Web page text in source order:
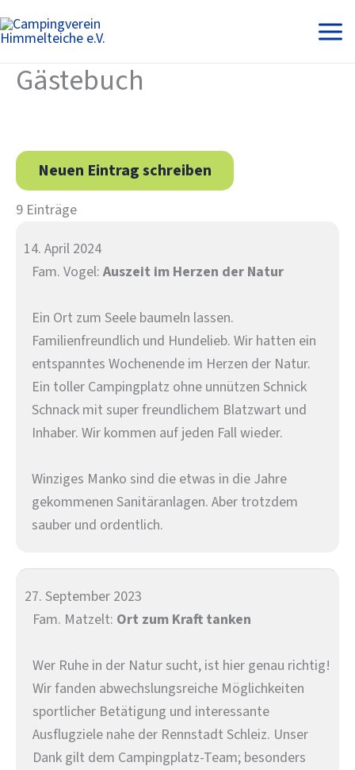
Inhalt
Gästebuch
9 Einträge
14. April 2024
Fam. Vogel:Auszeit im Herzen der Natur
Ein Ort zum Seele baumeln lassen.
Familienfreundlich und Hundelieb. Wir hatten ein
entspanntes Wochenende im Herzen der Natur.
Ein toller Campingplatz ohne unnützen Schnick
Schnack mit super freundlichem Blatzwart und
Inhaber. Wir kommen auf jeden Fall wieder.
Winziges Manko sind die etwas in die Jahre
gekommenen Sanitäranlagen. Aber trotzdem
sauber und ordentlich.
27. September 2023
Fam. Matzelt: Ort zum Kraft tanken
Wer Ruhe in der Natur sucht, ist hier genau richtig!
Wir fanden abwechslungsreiche Möglichkeiten
sportlicher Betätigung und interessante
Ausflugziele nahe der Rennstadt Schleiz. Unser
Dank gilt dem Campingplatz-Team; besonders